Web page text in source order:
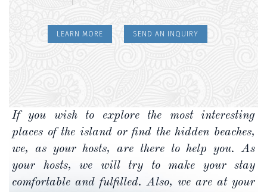
LEARN MORE SEND AN INQUIRY
If you wish to explore the most interesting
places of the island or find the hidden beaches,
we, as your hosts, are there to help you. As
your hosts, we will try to make your stay
comfortable and fulfilled. Also, we are at your